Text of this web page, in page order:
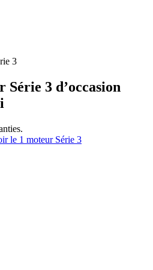
3
Série 3 d’occasion
le 1 moteur Série 3